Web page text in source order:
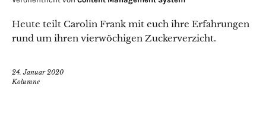
Heute teilt Carolin Frank mit euch ihre Erfahrungen
rund um ihren vierwöchigen Zuckerverzicht.
24. Januar 2020
Kolumne